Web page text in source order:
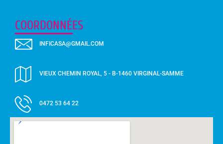
COORDONNÉES
INFICASA@GMAIL.COM
VIEUX CHEMIN ROYAL, 5 - B-1460 VIRGINAL-SAMME
0472 53 64 22